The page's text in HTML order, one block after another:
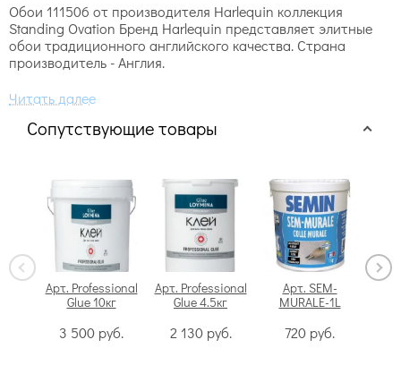
Обои 111506 от производителя Harlequin коллекция
Standing Ovation Бренд Harlequin представляет элитные
обои традиционного английского качества. Страна
производитель - Англия.
Сопутствующие товары
Арт. Professional
Glue 10кг
3 500 руб.
Арт. Professional
Glue 4.5кг
2 130 руб.
Арт. SEM-
MURALE-1L
720 руб.